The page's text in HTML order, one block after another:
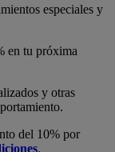
especiales y
en tu próxima
y otras
del 10% por
.